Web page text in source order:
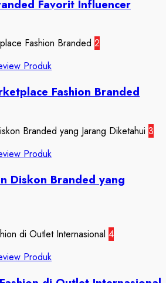
Favorit Influencer
2
Produk
Fashion Branded
3
Produk
Diskon Branded yang
4
Produk